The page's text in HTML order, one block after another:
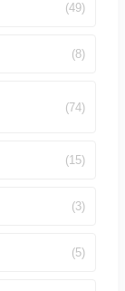
(49)
(8)
(74)
(15)
(3)
(5)